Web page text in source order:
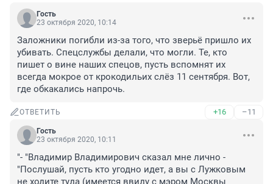
Гость
23 октября 2020, 10:14
Заложники погибли из-за того, что зверьё пришло их
убивать. Спецслужбы делали, что могли. Те, кто
пишет о вине наших спецов, пусть вспомнят их
всегда мокрое от крокодильих слёз 11 сентября. Вот,
где обкакались напрочь.
ОТВЕТИТЬ +16 –11
Гость
23 октября 2020, 10:11
"- "Владимир Владимирович сказал мне лично -
"Послушай, пусть кто угодно идет, а вы с Лужковым
не ходите туда (имеется ввиду с мэром Москвы